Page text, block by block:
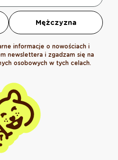
Mężczyzna
informacje o nowościach i
newslettera i zgadzam się na
osobowych w tych celach.